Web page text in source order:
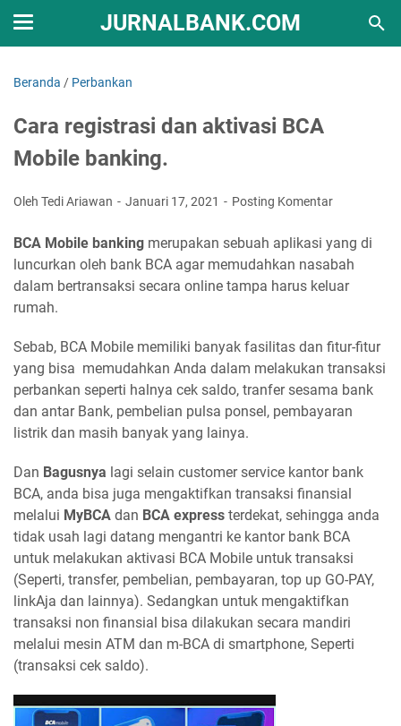
JURNALBANK.COM
Beranda / Perbankan
Cara registrasi dan aktivasi BCA
Mobile banking.
Oleh Tedi Ariawan Januari 17, 2021 Posting Komentar
BCA Mobile banking merupakan sebuah aplikasi yang di
luncurkan oleh bank BCA agar memudahkan nasabah
dalam bertransaksi secara online tampa harus keluar
rumah.
Sebab, BCA Mobile memiliki banyak fasilitas dan fitur-fitur
yang bisa memudahkan Anda dalam melakukan transaksi
perbankan seperti halnya cek saldo, tranfer sesama bank
dan antar Bank, pembelian pulsa ponsel, pembayaran
listrik dan masih banyak yang lainya.
Dan Bagusnya lagi selain customer service kantor bank
BCA, anda bisa juga mengaktifkan transaksi finansial
melalui MyBCA dan BCA express terdekat, sehingga anda
tidak usah lagi datang mengantri ke kantor bank BCA
untuk melakukan aktivasi BCA Mobile untuk transaksi
(Seperti, transfer, pembelian, pembayaran, top up GO-PAY,
linkAja dan lainnya). Sedangkan untuk mengaktifkan
transaksi non finansial bisa dilakukan secara mandiri
melalui mesin ATM dan m-BCA di smartphone, Seperti
(transaksi cek saldo).